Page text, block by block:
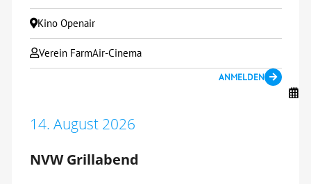
Kino Openair
Verein FarmAir-Cinema
ANMELDEN
14. August 2026
NVW Grillabend